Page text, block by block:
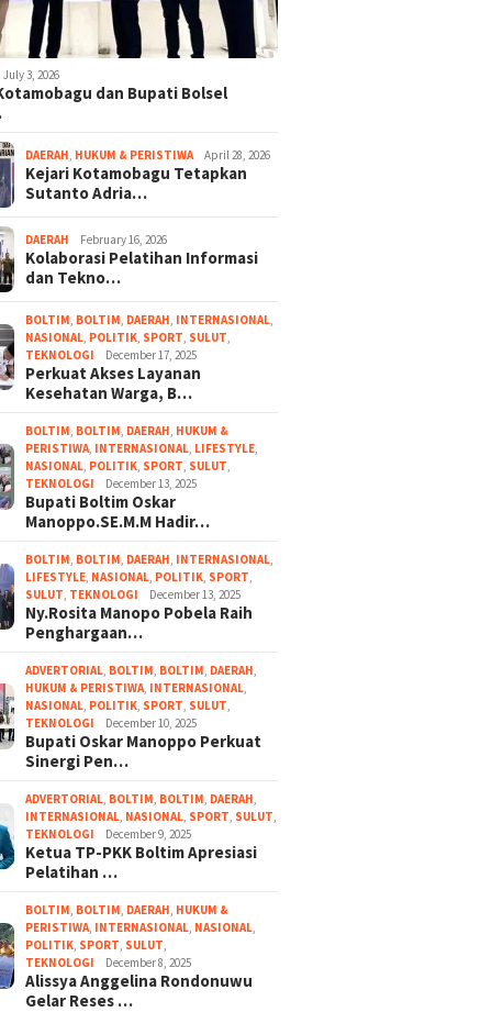
July 3, 2026
dan Bupati Bolsel
DAERAH, HUKUM & PERISTIWA April 28, 2026
Kejari Kotamobagu Tetapkan
Sutanto Adria…
DAERAH February 16, 2026
Kolaborasi Pelatihan Informasi
dan Tekno…
BOLTIM, BOLTIM, DAERAH, INTERNASIONAL,
NASIONAL, POLITIK, SPORT, SULUT,
TEKNOLOGI
December 17, 2025
Perkuat Akses Layanan
Kesehatan Warga, B…
BOLTIM, BOLTIM, DAERAH, HUKUM &
PERISTIWA, INTERNASIONAL, LIFESTYLE,
NASIONAL, POLITIK, SPORT, SULUT,
TEKNOLOGI
December 13, 2025
Bupati Boltim Oskar
Manoppo.SE.M.M Hadir…
BOLTIM, BOLTIM, DAERAH, INTERNASIONAL,
LIFESTYLE, NASIONAL, POLITIK, SPORT,
SULUT, TEKNOLOGI December 13, 2025
Ny.Rosita Manopo Pobela Raih
Penghargaan…
ADVERTORIAL, BOLTIM, BOLTIM, DAERAH,
HUKUM & PERISTIWA, INTERNASIONAL,
NASIONAL, POLITIK, SPORT, SULUT,
TEKNOLOGI
December 10, 2025
Bupati Oskar Manoppo Perkuat
Sinergi Pen…
ADVERTORIAL, BOLTIM, BOLTIM, DAERAH,
INTERNASIONAL, NASIONAL, SPORT, SULUT,
TEKNOLOGI
December 9, 2025
Ketua TP-PKK Boltim Apresiasi
Pelatihan …
BOLTIM, BOLTIM, DAERAH, HUKUM &
PERISTIWA, INTERNASIONAL, NASIONAL,
POLITIK, SPORT, SULUT,
TEKNOLOGI
December 8, 2025
Alissya Anggelina Rondonuwu
Gelar Reses …